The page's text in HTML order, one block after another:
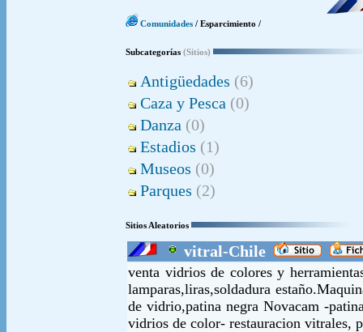
Comunidades / Esparcimiento /
Subcategorías (Sitios)
Antigüedades (6)
Caza y Pesca (0)
Danza (0)
Estadios (1)
Museos (0)
Parques (2)
Sitios Aleatorios
vitral-Chile
venta vidrios de colores y
lamparas,liras,soldadura
de vidrio,patina negra Novacam -
vidrios de color- restauracion vitrales,